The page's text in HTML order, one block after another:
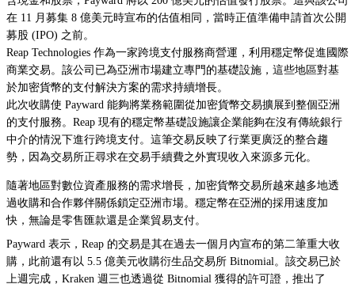
在 11 月募集 8 億美元時宣布的估值相同，當時正值準備申請首次公開
募股 (IPO) 之前。
Reap Technologies 作為一家跨境支付服務商營運，利用穩定幣促進國際
商業交易。該公司已為亞洲市場建立專門的基礎設施，這些地區對基
於加密貨幣的支付解決方案的需求持續增長。
此次收購使 Payward 能夠將業務範圍從加密貨幣交易擴展到整個亞洲
的支付服務。Reap 現有的穩定幣基礎設施讓企業能夠在沒有傳統銀行
中介的情況下進行跨境支付。這筆交易反映了行業更廣泛的整合趨
勢，因為交易所正尋求在交易手續費之外實現收入來源多元化。
隨著地區對數位資產服務的需求增長，加密貨幣交易所越來越多地透
過收購和合作夥伴關係鎖定亞洲市場。穩定幣在亞洲的採用速度加
快，無論是零售匯款還是企業貿易支付。
Payward 表示，Reap 的交易是其在過去一個月內宣布的第二筆重大收
購，此前還有以 5.5 億美元收購衍生品交易所 Bitnomial。該交易已於
上週完成，Kraken 週三也透過從 Bitnomial 獲得的許可證，推出了